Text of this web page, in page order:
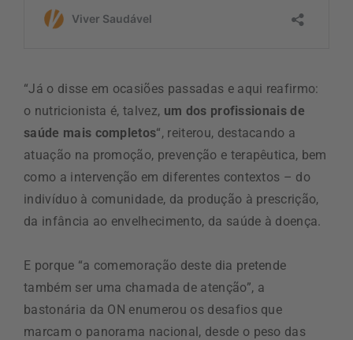
“Já o disse em ocasiões passadas e aqui reafirmo:
o nutricionista é, talvez, um dos profissionais de
saúde mais completos“, reiterou, destacando a
atuação na promoção, prevenção e terapêutica, bem
como a intervenção em diferentes contextos – do
indivíduo à comunidade, da produção à prescrição,
da infância ao envelhecimento, da saúde à doença.
E porque “a comemoração deste dia pretende
também ser uma chamada de atenção”, a
bastonária da ON enumerou os desafios que
marcam o panorama nacional, desde o peso das